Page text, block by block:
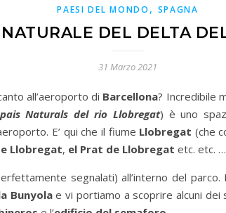
PAESI DEL MONDO , SPAGNA
DEL DELTA
31 Marzo 2021
all’aeroporto di Barcellona? Incredibile
Naturals del rio Llobregat) è uno
E’ qui che il fiume Llobregat (che
Llobregat, el Prat de Llobregat etc. etc.
segnalati) all’interno del
Bunyolae vi portiamo a scoprire alcuni dei